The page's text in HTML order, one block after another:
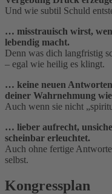
Und wie subtil Schuld
… misstrauisch wirst,
lebendig macht.
Denn was dich langfristig
– egal wie heilig es klingt.
… keine neuen
deiner Wahrnehmung
Auch wenn sie nicht
… lieber aufrecht,
scheinbar erleuchtet.
Auch ohne fertige
selbst.
Kongressplan